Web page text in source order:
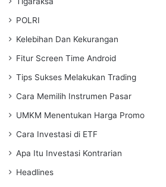
POLRI
Kelebihan Dan Kekurangan
Fitur Screen Time Android
Tips Sukses Melakukan Trading
Cara Memilih Instrumen Pasar
UMKM Menentukan Harga Promo
Cara Investasi di ETF
Apa Itu Investasi Kontrarian
Headlines